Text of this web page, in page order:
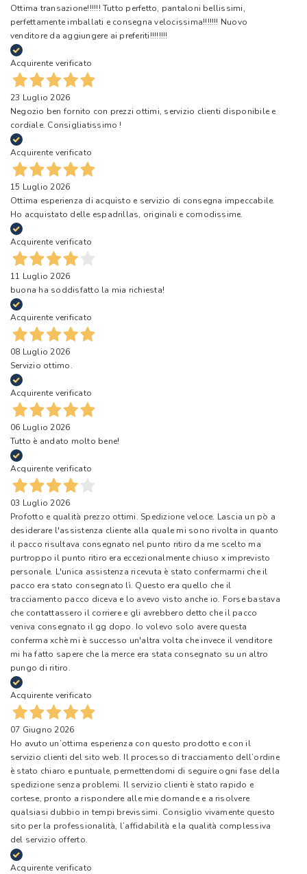
Ottima transazione!!!!!! Tutto perfetto, pantaloni bellissimi,
perfettamente imballati e consegna velocissima!!!!!!! Nuovo
venditore da aggiungere ai preferiti!!!!!!!!
Acquirente verificato
23 Luglio 2026
Negozio ben fornito con prezzi ottimi, servizio clienti disponibile e
cordiale. Consigliatissimo !
Acquirente verificato
15 Luglio 2026
Ottima esperienza di acquisto e servizio di consegna impeccabile.
Ho acquistato delle espadrillas, originali e comodissime.
Acquirente verificato
11 Luglio 2026
buona ha soddisfatto la mia richiesta!
Acquirente verificato
08 Luglio 2026
Servizio ottimo.
Acquirente verificato
06 Luglio 2026
Tutto è andato molto bene!
Acquirente verificato
03 Luglio 2026
Profotto e qualità prezzo ottimi. Spedizione veloce. Lascia un pò a
desiderare l'assistenza cliente alla quale mi sono rivolta in quanto
il pacco risultava consegnato nel punto ritiro da me scelto ma
purtroppo il punto ritiro era eccezionalmente chiuso x imprevisto
personale. L'unica assistenza ricevuta è stato confermarmi che il
pacco era stato consegnato lì. Questo era quello che il
tracciamento pacco diceva e lo avevo visto anche io. Forse bastava
che contattassero il corriere e gli avrebbero detto che il pacco
veniva consegnato il gg dopo. Io volevo solo avere questa
conferma xchè mi è successo un'altra volta che invece il venditore
mi ha fatto sapere che la merce era stata consegnato su un altro
pungo di ritiro.
Acquirente verificato
07 Giugno 2026
Ho avuto un’ottima esperienza con questo prodotto e con il
servizio clienti del sito web. Il processo di tracciamento dell’ordine
è stato chiaro e puntuale, permettendomi di seguire ogni fase della
spedizione senza problemi. Il servizio clienti è stato rapido e
cortese, pronto a rispondere alle mie domande e a risolvere
qualsiasi dubbio in tempi brevissimi. Consiglio vivamente questo
sito per la professionalità, l’affidabilità e la qualità complessiva
del servizio offerto.
Acquirente verificato